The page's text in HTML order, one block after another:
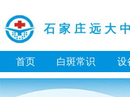
石家庄远大
首页 白斑常识 设